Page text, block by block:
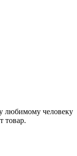
любимому человеку
товар.